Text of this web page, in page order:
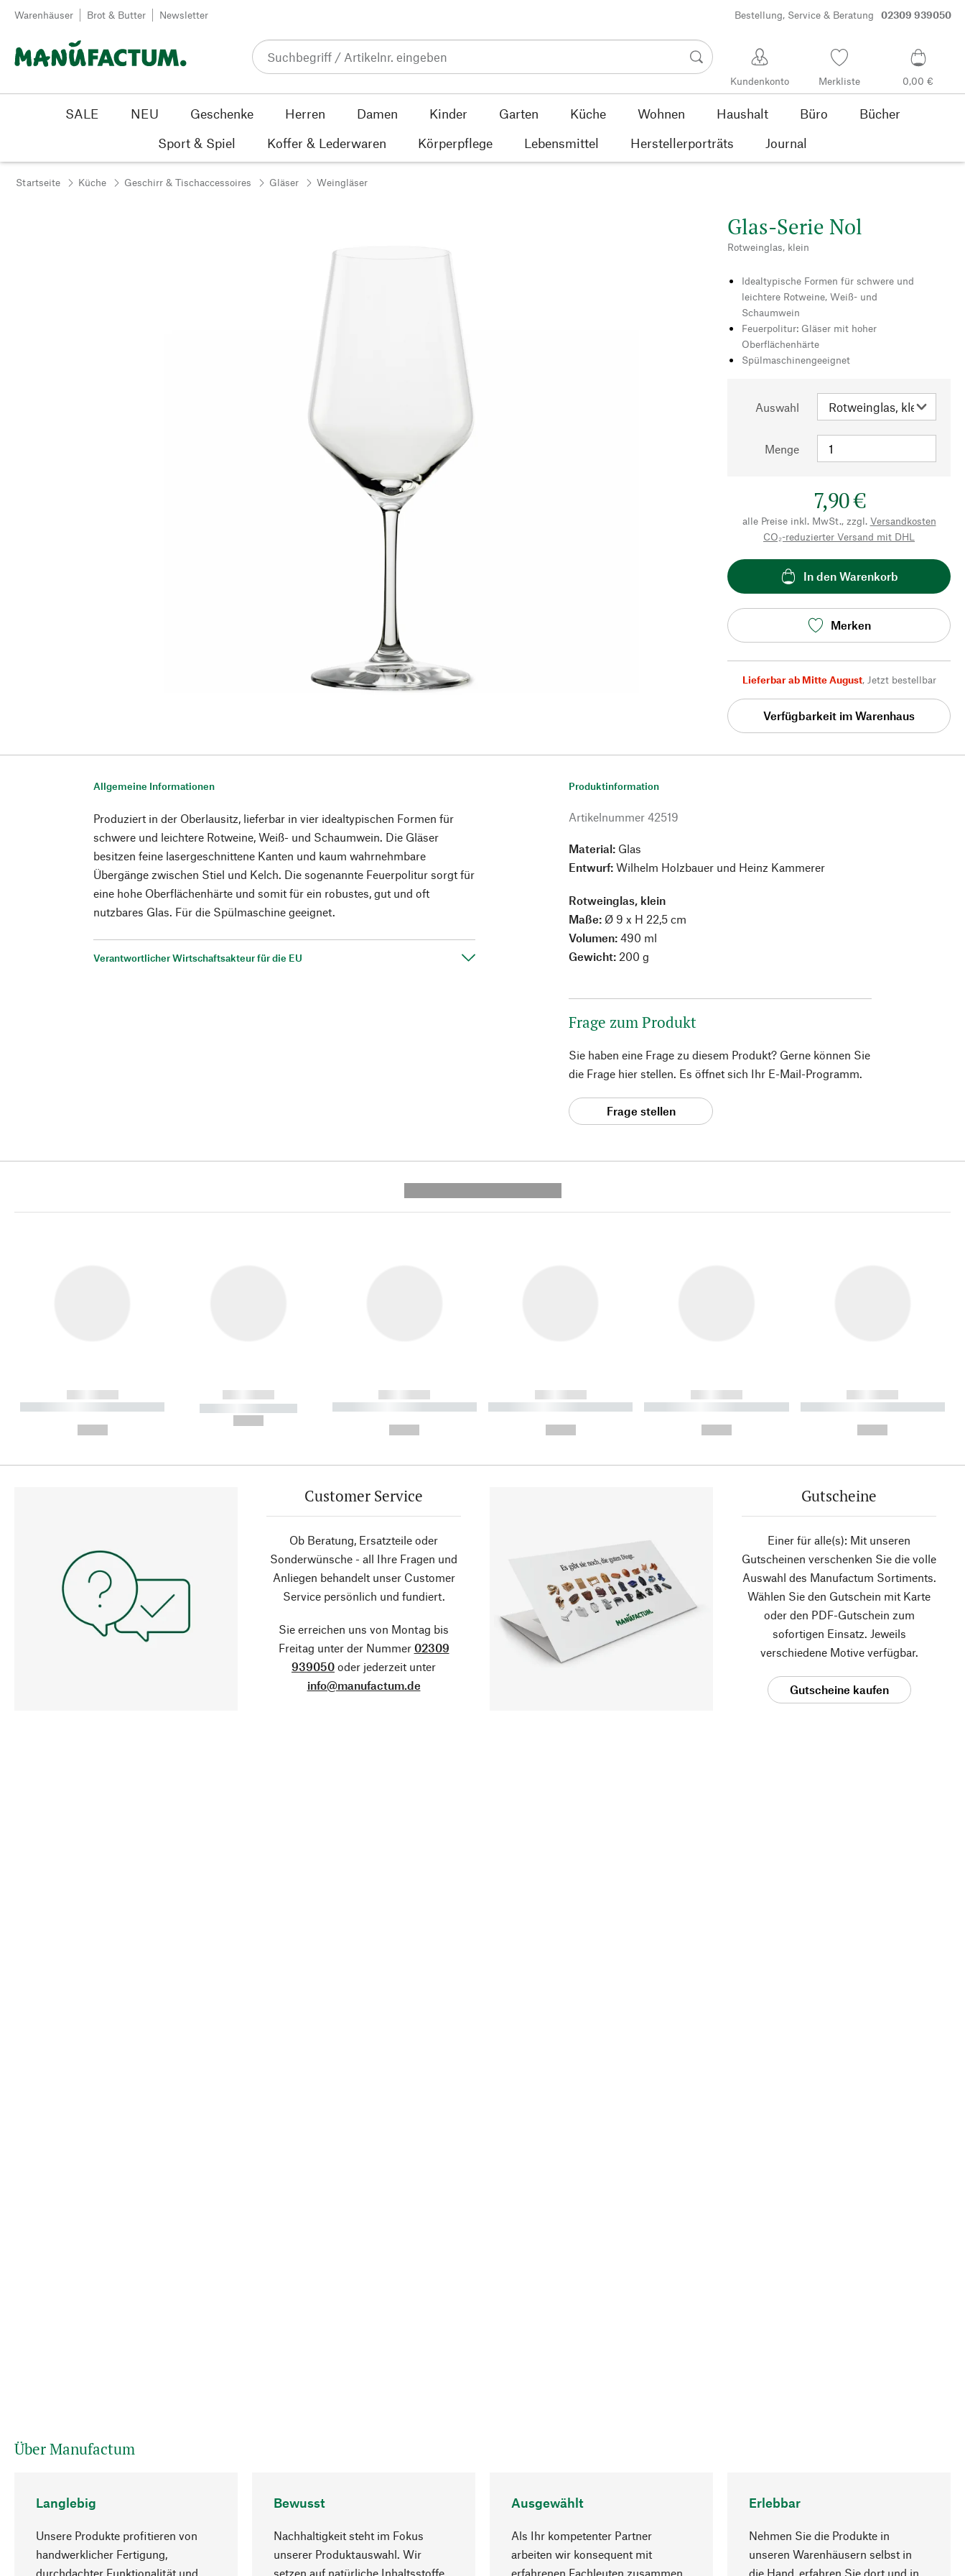
Zum Inhalt springen
Warenhäuser Brot & Butter Newsletter Bestellung, Service & Beratung 02309 939050
Kundenkonto Merkliste 0,00 €
SALE NEU Geschenke Herren Damen Kinder Garten Küche Wohnen Haushalt Büro
Bücher
Sport & Spiel
Koffer & Lederwaren Körperpflege Lebensmittel Herstellerporträts Journal
Startseite Küche Geschirr & Tischaccessoires Gläser Weingläser
Glas-Serie Nol
Rotweinglas, klein
Idealtypische Formen für schwere und
leichtere Rotweine, Weiß- und
Schaumwein
Feuerpolitur: Gläser mit hoher
Oberflächenhärte
Spülmaschinengeeignet
Auswahl
Menge
7,90 €
alle Preise inkl. MwSt., zzgl. Versandkosten
CO₂-reduzierter Versand mit DHL
In den Warenkorb
Merken
Lieferbar ab Mitte August, Jetzt bestellbar
Verfügbarkeit im Warenhaus
Allgemeine Informationen
Produziert in der Oberlausitz, lieferbar in vier idealtypischen Formen für
schwere und leichtere Rotweine, Weiß- und Schaumwein. Die Gläser
besitzen feine lasergeschnittene Kanten und kaum wahrnehmbare
Übergänge zwischen Stiel und Kelch. Die sogenannte Feuerpolitur sorgt für
eine hohe Oberflächenhärte und somit für ein robustes, gut und oft
nutzbares Glas. Für die Spülmaschine geeignet.
Verantwortlicher Wirtschaftsakteur für die EU
Produktinformation
Artikelnummer 42519
Material: Glas
Entwurf: Wilhelm Holzbauer und Heinz Kammerer
Rotweinglas, klein
Maße: Ø 9 x H 22,5 cm
Volumen:490 ml
Gewicht: 200 g
Frage zum Produkt
Sie haben eine Frage zu diesem Produkt? Gerne können Sie
die Frage hier stellen. Es öffnet sich Ihr E-Mail-Programm.
Frage stellen
------------
----------- ----------- ----------
------------
----------- -----------
------------
----------- ----------- ----------
------------
----------- ----------- ----------
------------
----------- ----------- ----------
------------
----------- ----------- ----------
Customer Service
Ob Beratung, Ersatzteile oder
Sonderwünsche - all Ihre Fragen und
Anliegen behandelt unser Customer
Service persönlich und fundiert.
Sie erreichen uns von Montag bis
Freitag unter der Nummer 02309
939050 oder jederzeit unter
info@manufactum.de
Gutscheine
Einer für alle(s): Mit unseren
Gutscheinen verschenken Sie die volle
Auswahl des Manufactum Sortiments.
Wählen Sie den Gutschein mit Karte
oder den PDF-Gutschein zum
sofortigen Einsatz. Jeweils
verschiedene Motive verfügbar.
Gutscheine kaufen
Über Manufactum
Langlebig
Unsere Produkte profitieren von
handwerklicher Fertigung,
durchdachter Funktionalität und
Bewusst
Nachhaltigkeit steht im Fokus
unserer Produktauswahl. Wir
setzen auf natürliche Inhaltsstoffe
Ausgewählt
Als Ihr kompetenter Partner
arbeiten wir konsequent mit
erfahrenen Fachleuten zusammen
Erlebbar
Nehmen Sie die Produkte in
unseren Warenhäusern selbst in
die Hand, erfahren Sie dort und in